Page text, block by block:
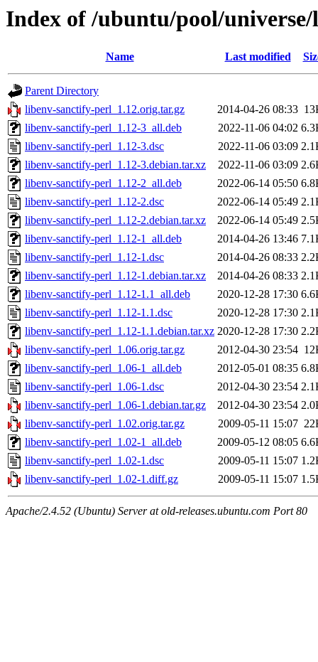
Index of /ubuntu/pool/
Name Last modified
Parent Directory
libenv-sanctify-perl_1.12.orig.tar.gz
2014-04-26 08:33
libenv-sanctify-perl_1.12-3_all.deb
2022-11-06 04:02
libenv-sanctify-perl_1.12-3.dsc
2022-11-06 03:09
libenv-sanctify-perl_1.12-3.debian.tar.xz
2022-11-06 03:09
libenv-sanctify-perl_1.12-2_all.deb
2022-06-14 05:50
libenv-sanctify-perl_1.12-2.dsc
2022-06-14 05:49
libenv-sanctify-perl_1.12-2.debian.tar.xz
2022-06-14 05:49
libenv-sanctify-perl_1.12-1_all.deb
2014-04-26 13:46
libenv-sanctify-perl_1.12-1.dsc
2014-04-26 08:33
libenv-sanctify-perl_1.12-1.debian.tar.xz
2014-04-26 08:33
libenv-sanctify-perl_1.12-1.1_all.deb
2020-12-28 17:30
libenv-sanctify-perl_1.12-1.1.dsc
2020-12-28 17:30
libenv-sanctify-perl_1.12-1.1.debian.tar.xz 2020-12-28 17:30
libenv-sanctify-perl_1.06.orig.tar.gz
2012-04-30 23:54
libenv-sanctify-perl_1.06-1_all.deb
2012-05-01 08:35
libenv-sanctify-perl_1.06-1.dsc
2012-04-30 23:54
libenv-sanctify-perl_1.06-1.debian.tar.gz
2012-04-30 23:54
libenv-sanctify-perl_1.02.orig.tar.gz
2009-05-11 15:07
libenv-sanctify-perl_1.02-1_all.deb
2009-05-12 08:05
libenv-sanctify-perl_1.02-1.dsc
2009-05-11 15:07
libenv-sanctify-perl_1.02-1.diff.gz
2009-05-11 15:07
Apache/2.4.52 (Ubuntu) Server at old-releases.ubuntu.com Port 80